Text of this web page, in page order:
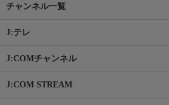
チャンネル一覧
J:テレ
J:COMチャンネル
J:COM STREAM